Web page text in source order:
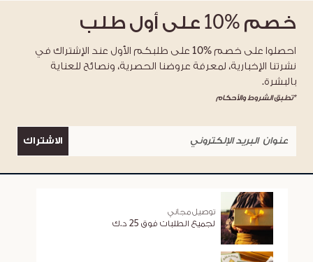
خصم %10 على أول طلب
احصلوا على خصم %10 على طلبكم الأول عند الإشتراك في
نشرتنا الإخبارية، لمعرفة عروضنا الحصرية، ونصائح للعناية
بالبشرة.
*تطبق الشروط والأحكام
الاشتراك
توصيل مجاني
لجميع الطلبات فوق 25 د.ك